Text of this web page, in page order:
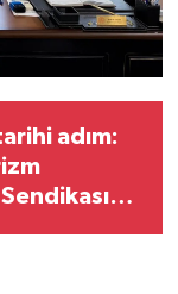
adım: